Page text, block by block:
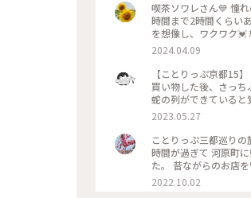
喫茶ソワレさん💙 憧
時間まで2時間くらい
を想像し、ワクワク
別世界に入ったようで
キレイ～✨ 優しいラ
がゼリーと同じサイ
しまいました😣 まだ
できているでしょうからお
2024.04.09
【ことりっぷ京都15
買い物した後、さっ
蛇の列ができている
２階の窓側の席へ。
さっちぶうさんはゼ
良い雰囲気でした。
ぷ旅 #京都 #
2023.05.27
ことりっぷ三都巡り
時間が過ぎて 河原町
た。 昔ながらのお店
やり涼しげなゼリー
井の梁や調度品もシ
2022.10.02